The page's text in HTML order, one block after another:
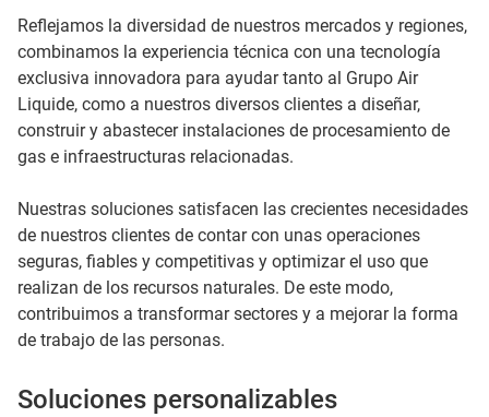
Reflejamos la diversidad de nuestros mercados y regiones,
combinamos la experiencia técnica con una tecnología
exclusiva innovadora para ayudar tanto al Grupo Air
Liquide, como a nuestros diversos clientes a diseñar,
construir y abastecer instalaciones de procesamiento de
gas e infraestructuras relacionadas.
Nuestras soluciones satisfacen las crecientes necesidades
de nuestros clientes de contar con unas operaciones
seguras, fiables y competitivas y optimizar el uso que
realizan de los recursos naturales. De este modo,
contribuimos a transformar sectores y a mejorar la forma
de trabajo de las personas.
Soluciones personalizables